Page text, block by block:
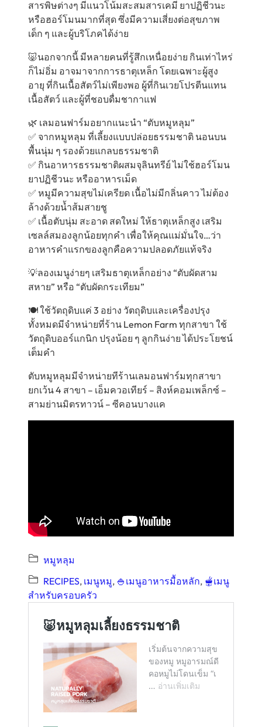
สารพิษต่างๆ มีแนวโน้มสะสมสารเคมี ยาปฏิชีวนะ
หรือฮอร์โมนมากที่สุด ซึ่งมีความเสี่ยงต่อสุขภาพ
เด็ก ๆ และผู้บริโภคได้ง่าย
🐷นอกจากนี้ มีหลายคนที่รู้สึกเหนื่อยง่าย กินเท่าไหร่
ก็ไม่อิ่ม อาจมาจากการธาตุเหล็ก โดยเฉพาะผู้สูง
อายุ ที่กินเนื้อสัตว์ไม่เพียงพอ ผู้ที่กินเวยโปรตีนแทน
เนื้อสัตว์ และผู้ที่ชอบดื่มชากาแฟ
🌿 เลมอนฟาร์มอยากแนะนำ “ตับหมูหลุม”
✅ จากหมูหลุม ที่เลี้ยงแบบปล่อยธรรมชาติ นอนบน
พื้นนุ่ม ๆ รองด้วยแกลบธรรมชาติ
✅ กินอาหารธรรมชาติผสมจุลินทรีย์ ไม่ใช้ฮอร์โมน
ยาปฏิชีวนะ หรืออาหารเม็ด
✅ หมูมีความสุขไม่เครียด เนื้อไม่มีกลิ่นคาว ไม่ต้อง
ล้างด้วยน้ำส้มสายชู
✅ เนื้อตับนุ่ม สะอาด สดใหม่ ให้ธาตุเหล็กสูง เสริม
เซลล์สมองลูกน้อยทุกคำ เพื่อให้คุณแม่มั่นใจ…ว่า
อาหารคำแรกของลูกคือความปลอดภัยแท้จริง
💡ลองเมนูง่ายๆ เสริมธาตุเหล็กอย่าง “ตับผัดสาม
สหาย” หรือ “ตับผัดกระเทียม”
🍽️ ใช้วัตถุดิบแค่ 3 อย่าง วัตถุดิบและเครื่องปรุง
ทั้งหมดมีจำหน่ายที่ร้าน Lemon Farm ทุกสาขา ใช้
วัตถุดิบออร์แกนิก ปรุงน้อย ๆ ลูกกินง่าย ได้ประโยชน์
เต็มคำ
ตับหมูหลุมมีจำหน่ายทีร้านเลมอนฟาร์มทุกสาขา
ยกเว้น 4 สาขา – เอ็มควอเทียร์ – สิงห์คอมเพล็กซ์ –
สามย่านมิตรทาวน์ – ซีคอนบางแค
หมูหลุม
RECIPES, เมนูหมู, 🍚เมนูอาหารมื้อหลัก, 🫕เมนู
สำหรับครอบครัว